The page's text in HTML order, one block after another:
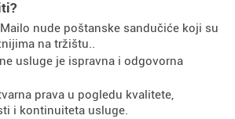
nude poštanske sandučiće koji su
na tržištu..
usluge je ispravna i odgovorna
prava u pogledu kvalitete,
i kontinuiteta usluge.